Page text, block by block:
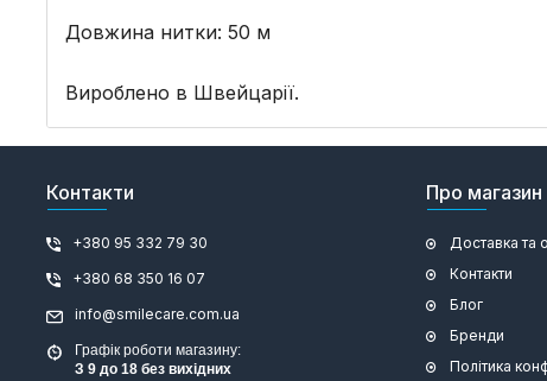
Довжина нитки: 50 м
Вироблено в Швейцарії.
Контакти
+380 95 332 79 30
+380 68 350 16 07
info@smilecare.com.ua
Графік роботи магазину:
З 9 до 18 без вихідних
Про магазин
Доставка та
Контакти
Блог
Бренди
Політика